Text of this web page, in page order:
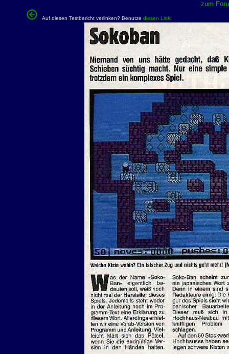
zum
Auf diesen Testbericht verlinken? Benutze diesen Link!